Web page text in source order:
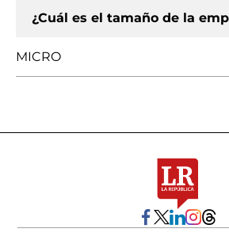
¿Cuál es el tamaño de la
MICRO